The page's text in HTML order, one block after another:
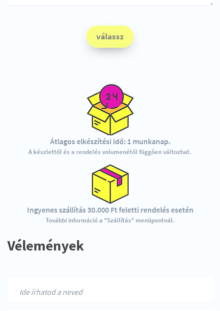
válassz
Átlagos elkészítési idő: 1 munkanap.
A készlettől és a rendelés volumenétől függően változhat.
Ingyenes szállítás 30.000 Ft feletti rendelés esetén
További információ a "Szállítás" menüpontnál.
Vélemények